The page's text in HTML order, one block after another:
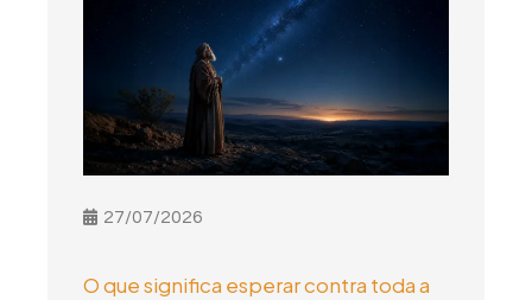
27/07/2026
O que significa esperar contra toda a